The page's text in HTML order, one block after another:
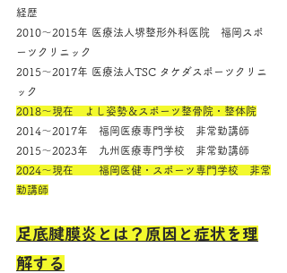
経歴
2010～2015年 医療法人堺整形外科医院　福岡スポ
ーツクリニック
2015～2017年 医療法人TSC タケダスポーツクリニ
ック
2018～現在　よし姿勢＆スポーツ整骨院・整体院
2014～2017年　福岡医療専門学校　非常勤講師
2015～2023年　九州医療専門学校　非常勤講師
2024～現在　　 福岡医健・スポーツ専門学校　非常
勤講師
足底腱膜炎とは？原因と症状を理
解する